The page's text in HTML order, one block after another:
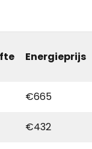
Energieprijs
€665
€432